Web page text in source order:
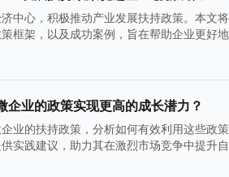
中心，积极推动产业发展扶持政策。本文
框架，以及成功案例，旨在帮助企业更好
企业的政策实现更高的成长潜力？
业的扶持政策，分析如何有效利用这些政
实践建议，助力其在激烈市场竞争中提升